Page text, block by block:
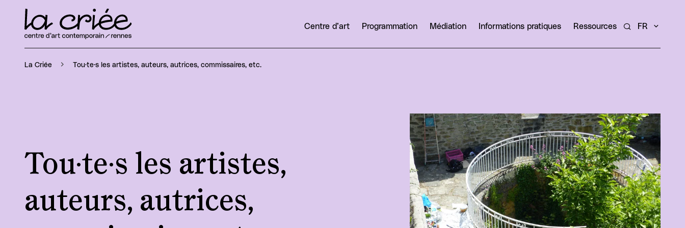
Centre d’art Programmation Médiation Informations pratiques Ressources Rechercher un
FR
La Criée Tou·te·s les artistes, auteurs, autrices, commissaires, etc.
Tou·te·s les artistes,
auteurs, autrices,
Agrandir